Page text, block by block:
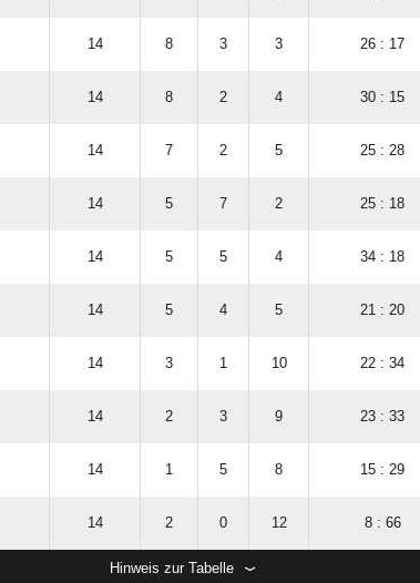
14 8 3 3 26 : 17
14 8 2 4 30 : 15
14 7 2 5 25 : 28
14 5 7 2 25 : 18
14 5 5 4 34 : 18
14 5 4 5 21 : 20
14 3 1 10 22 : 34
14 2 3 9 23 : 33
14 1 5 8 15 : 29
14 2 0 12 8 : 66
Hinweis zur Tabelle